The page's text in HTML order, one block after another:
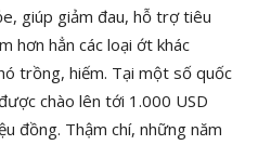
giúp giảm đau, hỗ trợ tiêu
hơn hẳn các loại ớt khác
trồng, hiếm. Tại một số quốc
chào lên tới 1.000 USD
đồng. Thậm chí, những năm